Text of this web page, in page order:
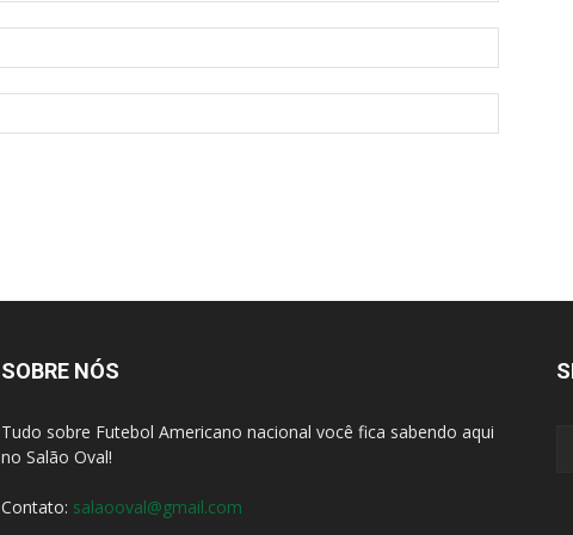
SOBRE NÓS
Tudo sobre Futebol Americano nacional você fica sabendo aqui
no Salão Oval!
Contato: salaooval@gmail.com